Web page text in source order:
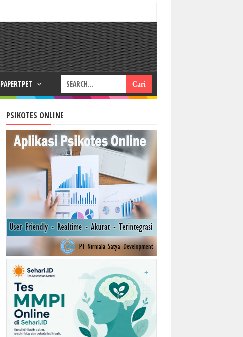
PAPERTPET
PSIKOTES ONLINE